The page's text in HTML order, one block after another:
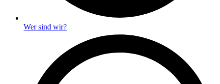
Wer sind wir?